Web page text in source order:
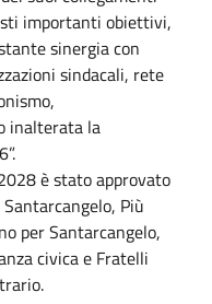
importanti obiettivi,
sinergia con
sindacali, rete
inalterata la
è stato approvato
Più
per Santarcangelo,
civica e Fratelli